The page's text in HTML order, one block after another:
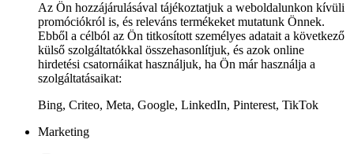
Az Ön hozzájárulásával tájékoztatjuk a weboldalunkon kívüli
promóciókról is, és releváns termékeket mutatunk Önnek.
Ebből a célból az Ön titkosított személyes adatait a következő
külső szolgáltatókkal összehasonlítjuk, és azok online
hirdetési csatornáikat használjuk, ha Ön már használja a
szolgáltatásaikat:
Bing, Criteo, Meta, Google, LinkedIn, Pinterest, TikTok
Marketing